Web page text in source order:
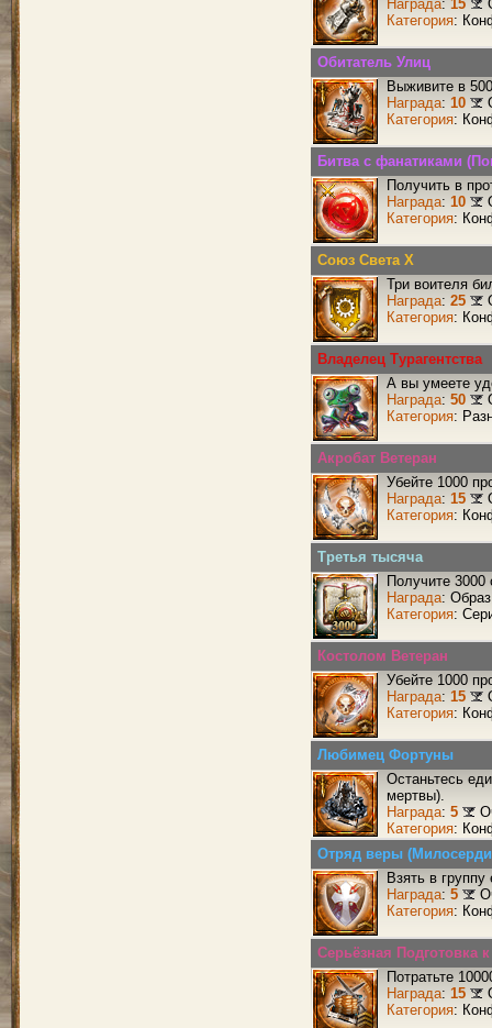
Награда: 15
Категория:
Обитатель Улиц
Выживите в
Награда: 10
Категория:
Битва с фанатиками
Получить в
Награда: 10
Категория:
Союз Света X
Три воителя
Награда: 25
Категория:
Владелец Турагентства
А вы умеете
Награда: 50
Категория:
Акробат Ветеран
Убейте 1000
Награда: 15
Категория:
Третья тысяча
Получите 3000
Награда: Образ
Категория:
Костолом Ветеран
Убейте 1000
Награда: 15
Категория:
Любимец Фортуны
Останьтесь
мертвы).
Награда: 5
Категория:
Отряд веры
Взять в
Награда: 5
Категория:
Серьёзная Подготовка
Потратьте
Награда: 15
Категория: